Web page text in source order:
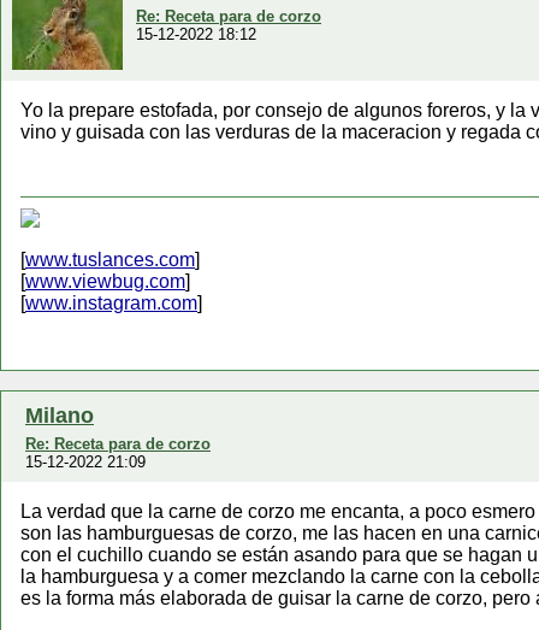
Re: Receta para de corzo
15-12-2022 18:12
Yo la prepare estofada, por consejo de algunos foreros, y
vino y guisada con las verduras de la maceracion y regada
[www.tuslances.com]
[www.viewbug.com]
[www.instagram.com]
Milano
Re: Receta para de corzo
15-12-2022 21:09
La verdad que la carne de corzo me encanta, a poco
son las hamburguesas de corzo, me las hacen en una
con el cuchillo cuando se están asando para que se hagan
la hamburguesa y a comer mezclando la carne con la
es la forma más elaborada de guisar la carne de corzo, pero